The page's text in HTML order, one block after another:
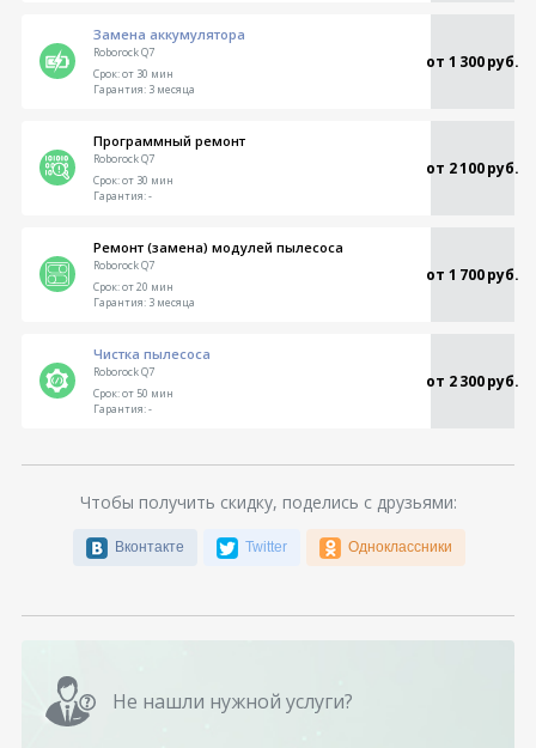
Замена аккумулятора
Roborock Q7 от 1 300 руб.
Срок:от 30 мин
Гарантия:3 месяца
Программный ремонт
Roborock Q7 от 2 100 руб.
Срок:от 30 мин
Гарантия:-
Ремонт (замена) модулей пылесоса
Roborock Q7 от 1 700 руб.
Срок:от 20 мин
Гарантия:3 месяца
Чистка пылесоса
Roborock Q7 от 2 300 руб.
Срок:от 50 мин
Гарантия:-
Чтобы получить скидку, поделись с друзьями:
Вконтакте Twitter Одноклассники
Не нашли нужной услуги?